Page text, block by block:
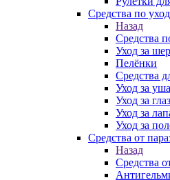
Средства по
Назад
Средства
Уход за
Пелёнки
Средства
Уход за
Уход за
Уход за
Уход за
Средства от
Назад
Средства